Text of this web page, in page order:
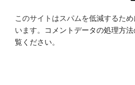
このサイトはスパムを低減するた
います。
コメントデータの処理方
覧ください。